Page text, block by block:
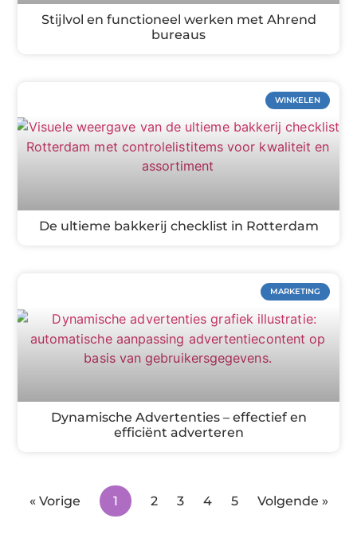
Stijlvol en functioneel werken met Ahrend
bureaus
WINKELEN
De ultieme bakkerij checklist in Rotterdam
MARKETING
Dynamische Advertenties – effectief en
efficiënt adverteren
« Vorige 1 2 3 4 5 Volgende »